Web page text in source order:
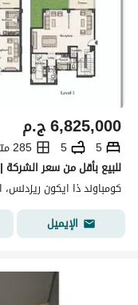
ج.م6,825,000
5
5
285 متر مربع
كومباوند ذا ايكون
الإيميل